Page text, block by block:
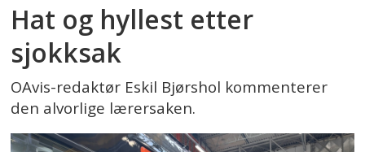
Hat og hyllest etter
sjokksak
OAvis-redaktør Eskil Bjørshol kommenterer
den alvorlige lærersaken.